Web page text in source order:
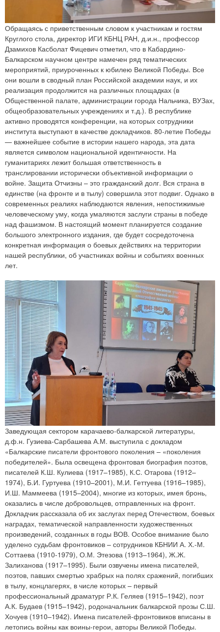
Обращаясь с приветственным словом к участникам и гостям
Круглого стола, директор ИГИ КБНЦ РАН, д.и.н., профессор
Дзамихов Касболат Фицевич отметил, что в Кабардино-
Балкарском научном центре намечен ряд тематических
мероприятий, приуроченных к юбилею Великой Победы. Все
они вошли в сводный план Российской академии наук, и их
реализация продолжится на различных площадках (в
Общественной палате, администрации города Нальчика, ВУЗах,
общеобразовательных учреждениях и т.д.). В республике
активно проводятся конференции, на которых сотрудники
института выступают в качестве докладчиков. 80-летие Победы
— важнейшее событие в истории нашего народа, эта дата
является символом национальной идентичности. На
гуманитариях лежит большая ответственность в
транслировании исторически объективной информации о
войне. Защита Отчизны – это гражданский долг. Вся страна в
единстве (на фронте и в тылу) совершила этот подвиг. Однако в
современных реалиях наблюдаются явления, непостижимые
человеческому уму, когда умаляются заслуги страны в победе
над фашизмом. В настоящий момент планируется создание
большого электронного издания, где будет сосредоточена
конкретная информация о боевых действиях на территории
нашей республики, об участниках войны и событиях военных
лет.
Заведующая сектором карачаево-балкарской литературы,
д.ф.н. Гузиева-Сарбашева А.М. выступила с докладом
«Балкарские писатели фронтового поколения – «поколения
победителей». Была освещена фронтовая биография поэтов,
писателей К.Ш. Кулиева (1917–1985), К.С. Отарова (1912–
1974), Б.И. Гуртуева (1910–2001), М.И. Геттуева (1916–1985),
И.Ш. Маммеева (1915–2004), многие из которых, имея бронь,
оказались в числе добровольцев, отправленных на фронт.
Докладчик рассказала об их заслугах перед Отечеством, боевых
наградах, тематической направленности художественных
произведений, созданных в годы ВОВ. Особое внимание было
уделено судьбам фронтовиков – сотрудников КБНИИ А. Х.-М.
Соттаева (1910-1979), О.М. Этезова (1913–1964), Ж.Ж.
Залиханова (1917–1995). Были озвучены имена писателей,
поэтов, павших смертью храбрых на полях сражений, погибших
в тылу, концлагерях, в числе которых – первый
профессиональный драматург Р.К. Геляев (1915–1942), поэт
А.К. Будаев (1915–1942), родоначальник балкарской прозы С.Ш.
Хочуев (1910–1942). Имена писателей-фронтовиков вписаны в
летопись войны как воины-герои, авторы Великой Победы.